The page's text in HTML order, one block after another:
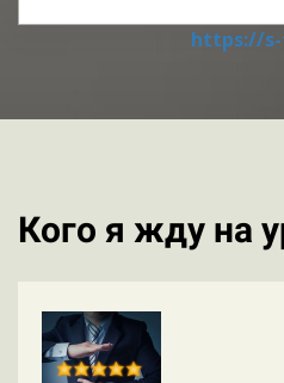
https://
Кого я жду на